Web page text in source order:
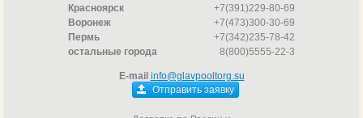
Красноярск
+7(391)229-80-69
Воронеж
+7(473)300-30-69
Пермь
+7(342)235-78-42
остальные города
8(800)5555-22-3
E-mail info@glavpooltorg.su
Отправить заявку